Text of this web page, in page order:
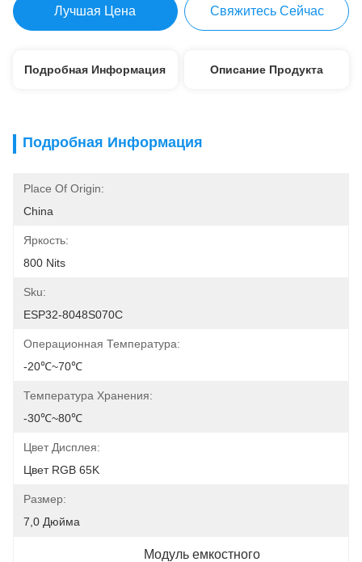
Лучшая Цена Свяжитесь Сейчас
Подробная Информация Описание Продукта
Подробная Информация
Place Of Origin:
China
Яркость:
800 Nits
Sku:
ESP32-8048S070C
Операционная Температура:
-20℃~70℃
Температура Хранения:
-30℃~80℃
Цвет Дисплея:
Цвет RGB 65K
Размер:
7,0 Дюйма
Модуль емкостного